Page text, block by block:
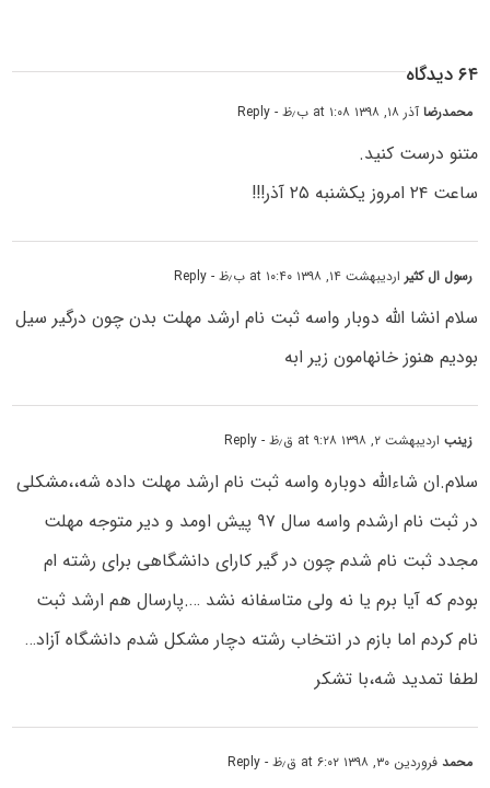
۶۴ دیدگاه
محمدرضاآذر ۱۸, ۱۳۹۸ at ۱:۰۸ ب٫ظ - Reply
متنو درست کنید.
ساعت ۲۴ امروز یکشنبه ۲۵ آذر!!!
رسول ال کثیر اردیبهشت ۱۴, ۱۳۹۸ at ۱۰:۴۰ ب٫ظ - Reply
سلام انشا الله دوبار واسه ثبت نام ارشد مهلت بدن چون درگیر سیل
بودیم هنوز خانهامون زیر ابه
زینباردیبهشت ۲, ۱۳۹۸ at ۹:۲۸ ق٫ظ - Reply
سلام.ان شاءالله دوباره واسه ثبت نام ارشد مهلت داده شه،،مشکلی
در ثبت نام ارشدم واسه سال ۹۷ پیش اومد و دیر متوجه مهلت
مجدد ثبت نام شدم چون در گیر کارای دانشگاهی برای رشته ام
بودم که آیا برم یا نه ولی متاسفانه نشد ….پارسال هم ارشد ثبت
نام کردم اما بازم در انتخاب رشته دچار مشکل شدم دانشگاه آزاد…
لطفا تمدید شه،با تشکر
محمدفروردین ۳۰, ۱۳۹۸ at ۶:۰۲ ق٫ظ - Reply